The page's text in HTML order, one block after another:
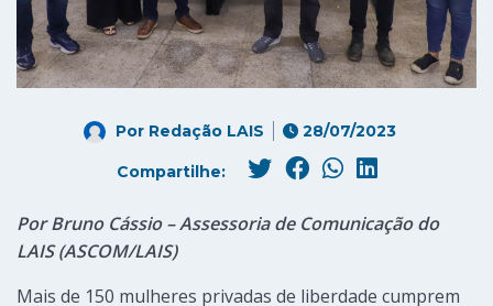
Por Redação LAIS 28/07/2023
Compartilhe:
Por Bruno Cássio – Assessoria de Comunicação do
LAIS (ASCOM/LAIS)
Mais de 150 mulheres privadas de liberdade cumprem